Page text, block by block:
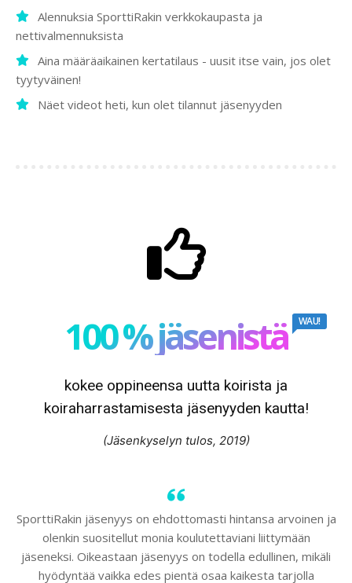
Alennuksia SporttiRakin verkkokaupasta ja
nettivalmennuksista
Aina määräaikainen kertatilaus - uusit itse vain, jos olet
tyytyväinen!
Näet videot heti, kun olet tilannut jäsenyyden
100 % jäsenistä WAU!
kokee oppineensa uutta koirista ja
koiraharrastamisesta jäsenyyden kautta!
(Jäsenkyselyn tulos, 2019)
SporttiRakin jäsenyys on ehdottomasti hintansa arvoinen ja
olenkin suositellut monia koulutettaviani liittymään
jäseneksi. Oikeastaan jäsenyys on todella edullinen, mikäli
hyödyntää vaikka edes pientä osaa kaikesta tarjolla